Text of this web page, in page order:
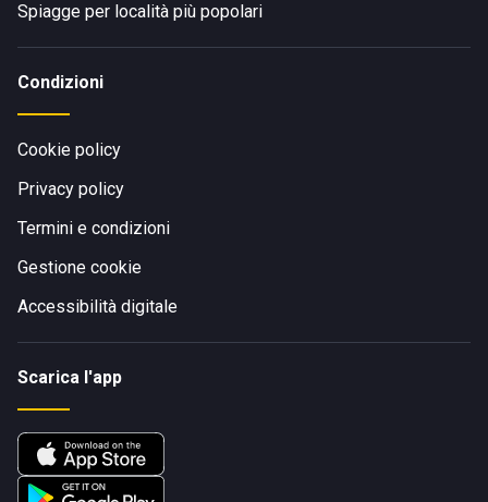
Spiagge per località più popolari
Condizioni
Cookie policy
Privacy policy
Termini e condizioni
Gestione cookie
Accessibilità digitale
Scarica l'app